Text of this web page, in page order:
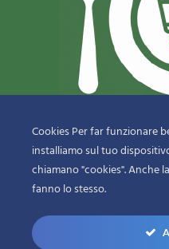
© 2018-2020 CopyrightSfizi
Cookies Per far funzionare
installiamo sul tuo
chiamano "cookies". Anche
fanno lo stesso.